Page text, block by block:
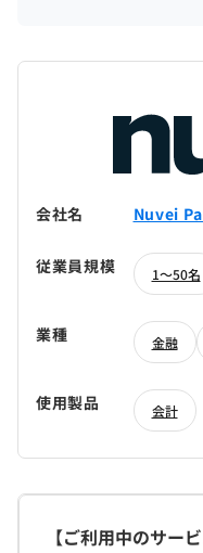
会社名 Nuvei
従業員規模 1～50名
業種 金融
使用製品 会計
【ご利用中のサービ